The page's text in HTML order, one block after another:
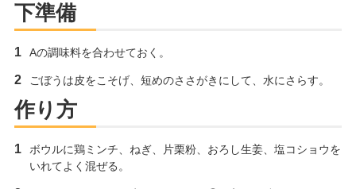
下準備
Aの調味料を合わせておく。
ごぼうは皮をこそげ、短めのささがきにして、水にさらす。
作り方
ボウルに鶏ミンチ、ねぎ、片栗粉、おろし生姜、塩コショウを
いれてよく混ぜる。